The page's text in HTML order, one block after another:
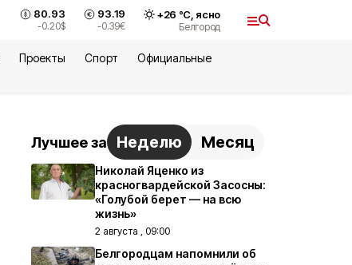
80.93
-0.20$
93.19
-0.39€
+26 °С, ясно
Белгород
Проекты Спорт
Официальные
Лучшее за Неделю Месяц
Николай Яценко из
красногвардейской Засосны:
«Голубой берет — на всю
жизнь»
2 августа , 09:00
Белгородцам напомнили об